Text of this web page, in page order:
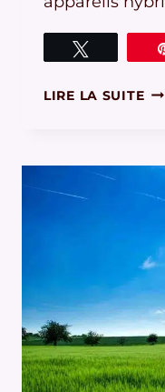
LIRE LA SUITE
DIT
?